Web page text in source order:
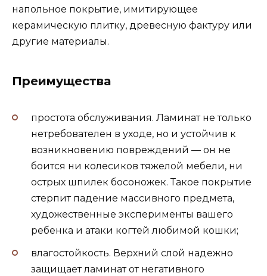
напольное покрытие, имитирующее
керамическую плитку, древесную фактуру или
другие материалы.
Преимущества
простота обслуживания. Ламинат не только
нетребователен в уходе, но и устойчив к
возникновению повреждений — он не
боится ни колесиков тяжелой мебели, ни
острых шпилек босоножек. Такое покрытие
стерпит падение массивного предмета,
художественные эксперименты вашего
ребенка и атаки когтей любимой кошки;
влагостойкость. Верхний слой надежно
защищает ламинат от негативного